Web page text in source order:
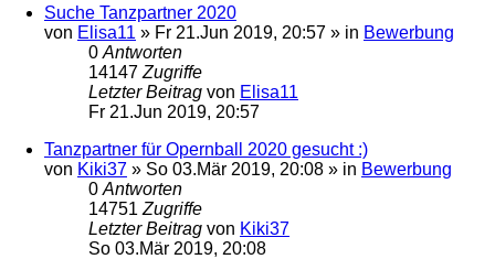
Suche Tanzpartner 2020
von Elisa11 » Fr 21.Jun 2019, 20:57 » in Bewerbung
0 Antworten
14147 Zugriffe
Letzter Beitrag von Elisa11
Fr 21.Jun 2019, 20:57
Tanzpartner für Opernball 2020 gesucht :)
von Kiki37 » So 03.Mär 2019, 20:08 » in Bewerbung
0 Antworten
14751 Zugriffe
Letzter Beitrag von Kiki37
So 03.Mär 2019, 20:08